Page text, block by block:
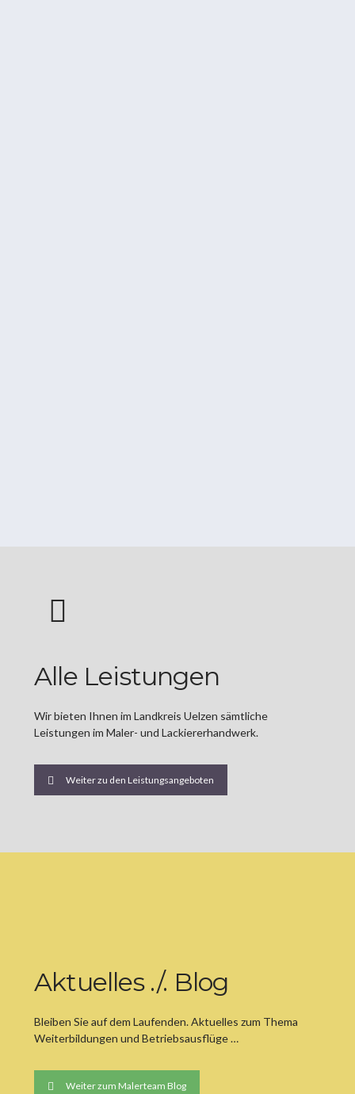
Alle Leistungen
Wir bieten Ihnen im Landkreis Uelzen sämtliche
Leistungen im Maler- und Lackiererhandwerk.
Weiter zu den Leistungsangeboten
Aktuelles ./. Blog
Bleiben Sie auf dem Laufenden. Aktuelles zum Thema
Weiterbildungen und Betriebsausflüge …
Weiter zum Malerteam Blog